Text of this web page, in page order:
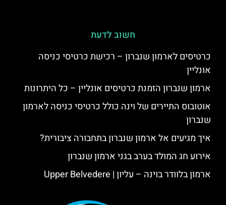
חשוב לדעת
כרטיסים לארמון שנברון – רכישת כרטיסי כניסה
אונליין
ארמון שנברון הזמנת כרטיסים אונליין – כל היתרונות
אוטובוס התיירים של וינה כולל כרטיסי כניסה לארמון
שנברון
איך מגיעים אל ארמון שנברון בתחבורה ציבורית?
אירוע חג המולד בערב בגני ארמון שנברון
ארמון בלוודר בוינה – עליון | Upper Belvedere